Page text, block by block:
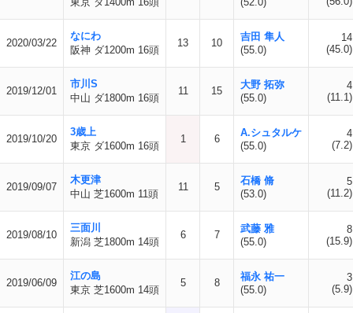
2020/03/22
なにわ
阪神 ダ1200m 16頭
13 10
吉田 隼人
(55.0)
14
(45.0)
2019/12/01
市川S
中山 ダ1800m 16頭
11 15
大野 拓弥
(55.0)
4
(11.1)
2019/10/20
3歳上
東京 ダ1600m 16頭
1 6
A.シュタルケ
(55.0)
4
(7.2)
2019/09/07
木更津
中山 芝1600m 11頭
11 5
石橋 脩
(53.0)
5
(11.2)
2019/08/10
三面川
新潟 芝1800m 14頭
6 7
武藤 雅
(55.0)
8
(15.9)
2019/06/09
江の島
東京 芝1600m 14頭
5 8
福永 祐一
(55.0)
3
(5.9)